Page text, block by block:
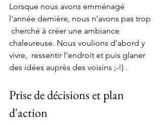
Lorsque nous avons emménagé
l'année dernière, nous n'avons pas trop
cherché à créer une ambiance
chaleureuse. Nous voulions d'abord y
vivre,  ressentir l'endroit et puis glaner
des idées auprès des voisins ;-!) .
Prise de décisions et plan
d'action